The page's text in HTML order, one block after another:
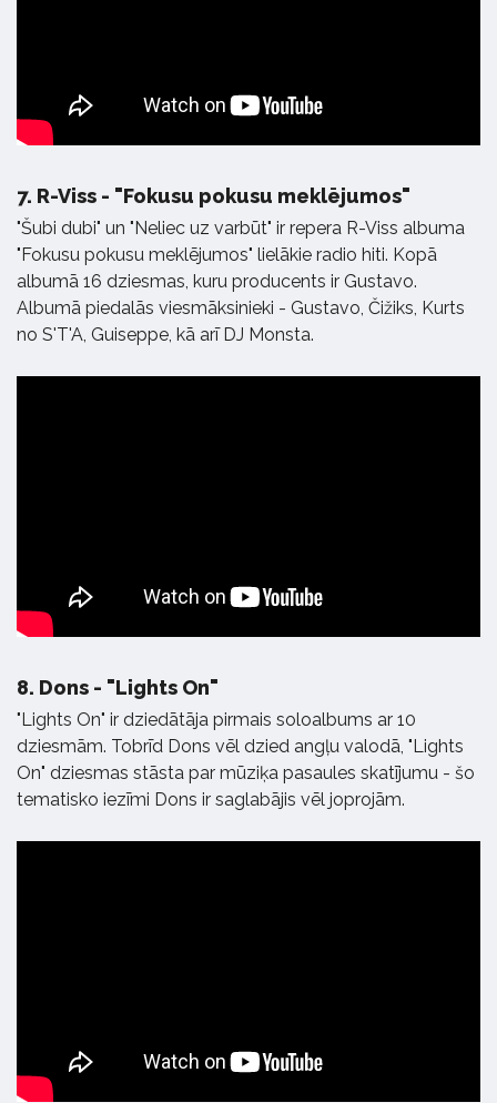
7. R-Viss - "Fokusu pokusu meklējumos"
"Šubi dubi" un "Neliec uz varbūt" ir repera R-Viss albuma
"Fokusu pokusu meklējumos" lielākie radio hiti. Kopā
albumā 16 dziesmas, kuru producents ir Gustavo.
Albumā piedalās viesmāksinieki - Gustavo, Čižiks, Kurts
no S'T'A, Guiseppe, kā arī DJ Monsta.
8. Dons - "Lights On"
"Lights On" ir dziedātāja pirmais soloalbums ar 10
dziesmām. Tobrīd Dons vēl dzied angļu valodā, "Lights
On" dziesmas stāsta par mūziķa pasaules skatījumu - šo
tematisko iezīmi Dons ir saglabājis vēl joprojām.